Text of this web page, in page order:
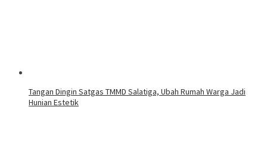
Tangan Dingin Satgas TMMD Salatiga, Ubah Rumah Warga Jadi
Hunian Estetik